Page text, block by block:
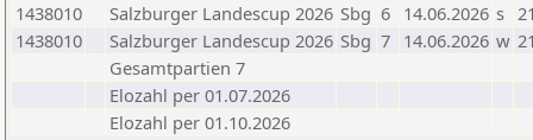
1438010
Salzburger Landescup 2026 Sbg 6 14.06.2026 s
1438010
Salzburger Landescup 2026 Sbg 7 14.06.2026 w
Gesamtpartien 7
Elozahl per 01.07.2026
Elozahl per 01.10.2026